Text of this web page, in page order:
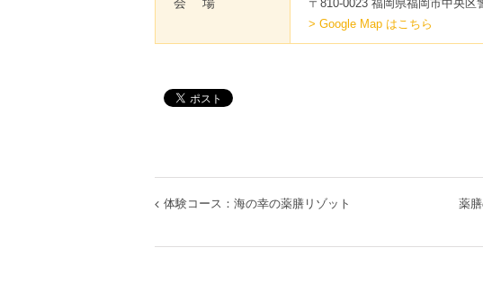
会 場
〒810-0023 福岡県福岡市中央
> Google Map はこちら
イ
ベ
体験コース：海の幸の薬膳リゾット
薬